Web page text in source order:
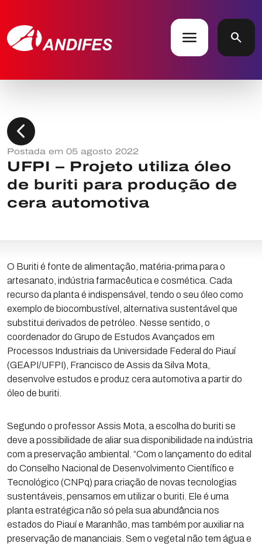
menu search
chevron_left
Postada em 05 agosto 2022
UFPI – Projeto utiliza óleo
de buriti para produção de
cera automotiva
O Buriti é fonte de alimentação, matéria-prima para o
artesanato, indústria farmacêutica e cosmética. Cada
recurso da planta é indispensável, tendo o seu óleo como
exemplo de biocombustível, alternativa sustentável que
substitui derivados de petróleo. Nesse sentido, o
coordenador do Grupo de Estudos Avançados em
Processos Industriais da Universidade Federal do Piauí
(GEAPI/UFPI), Francisco de Assis da Silva Mota,
desenvolve estudos e produz cera automotiva a partir do
óleo de buriti.
Segundo o professor Assis Mota, a escolha do buriti se
deve a possibilidade de aliar sua disponibilidade na indústria
com a preservação ambiental. “Com o lançamento do edital
do Conselho Nacional de Desenvolvimento Científico e
Tecnológico (CNPq) para criação de novas tecnologias
sustentáveis, pensamos em utilizar o buriti. Ele é uma
planta estratégica não só pela sua abundância nos
estados do Piauí e Maranhão, mas também por auxiliar na
preservação de mananciais. Sem o vegetal não tem água e